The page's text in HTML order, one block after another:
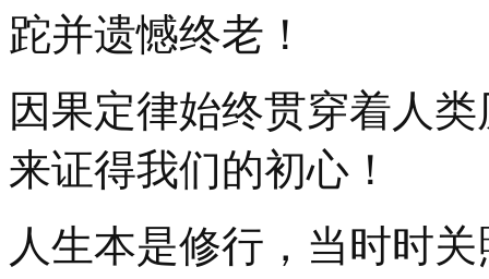
跎并遗憾终老！
因果定律始终贯穿着人
来证得我们的初心！
人生本是修行，当时时